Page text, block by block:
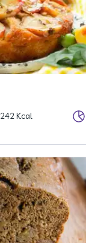
242 Kcal